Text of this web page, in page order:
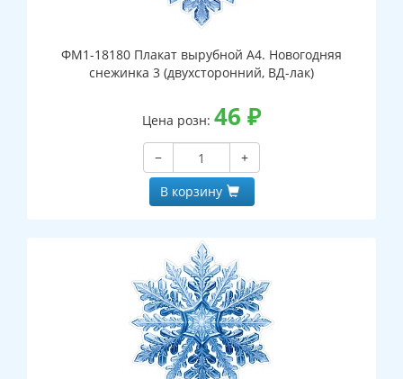
ФМ1-18180 Плакат вырубной А4. Новогодняя
снежинка 3 (двухсторонний, ВД-лак)
Цена розн: 46 ₽
−
+
В корзину